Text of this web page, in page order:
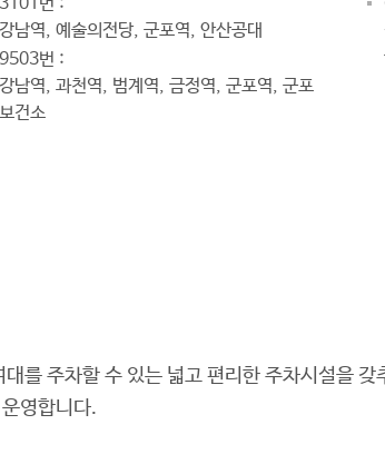
강남역, 예술의전당, 군포역, 안산공대
9503번 :
강남역, 과천역, 범계역, 금정역, 군포역, 군포
보건소
주차할 수 있는 넓고 편리한 주차시설을 갖
영합니다.